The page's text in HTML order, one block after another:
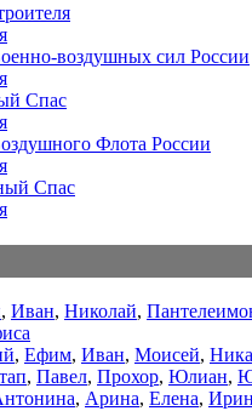
воздушных сил России
Спас
Флота России
Спас
, Иван, Николай,
, Ефим, Иван, Моисей,
, Павел, Прохор, Юлиан,
, Арина, Елена,